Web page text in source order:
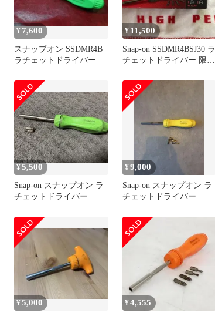
¥ 7,600
スナップオン SSDMR4B
ラチェットドライバー
¥ 11,500
Snap-on SSDMR4BSJ30 ラ
チェットドライバー 限定
¥5,500
Snap-on スナップオン ラ
チェットドライバー
¥9,000
Snap-on スナップオン ラ
チェットドライバー
¥5,000 ¥4,555